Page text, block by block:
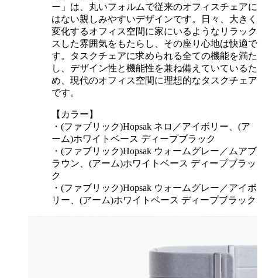
ー」は、丸いフォルムで従来のオフィスチェアに
はない親しみやすいデザインです。日々、大きく
変化するオフィス空間に家にいるようなリラック
スした雰囲気をもたらし、その座り心地は快適で
す。タスクチェアに求められる全ての機能を満た
し、デザイン性と機能性を兼ね備えていているた
め、現代のオフィス空間に理想的なタスクチェア
です。
【カラー】
・(ファブリック)Hopsak ネロ／アイボリー、(ア
ーム)ホワイト​ベース ディープブラック​
・(ファブリック)Hopsak ウォームグレー​／ムアブ
ラウン、(アーム)ホワイト​ベース ディープブラッ
ク​
・(ファブリック)Hopsak ウォームグレー／アイボ
リー​、(アーム)ホワイト​ベース ディープブラック​